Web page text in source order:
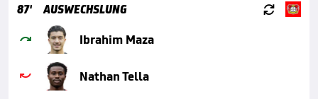
87' AUSWECHSLUNG 
 Ibrahim Maza

Nathan Tella